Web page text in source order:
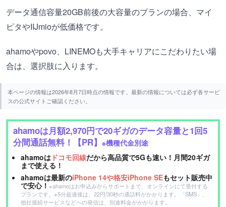
データ通信容量20GB前後の大容量のプランの場合、マイ
ピタやIIJmioが低価格です。
ahamoやpovo、LINEMOも大手キャリアにこだわりたい場
合は、選択肢に入ります。
本ページの情報は2026年8月7日時点の情報です。最新の情報については必ず各サービ
スの公式サイトご確認ください。
ahamoは月額2,970円で20ギガのデータ容量と1回5
分間通話無料！【PR】 ※機種代金別途
ahamoは ドコモ回線だから高品質で5Gも速い！月間20ギガ
まで使える！
ahamoは最新のiPhone 14や格安iPhone SEもセット販売中
で安心！ ※ahamoはお申込みからサポートまで、オンラインにて受付する
プランです。※5分超過後は、22円/30秒の通話料がかかります。「SMS」、
他社接続サービスなどへの発信は、別途料金がかかります。